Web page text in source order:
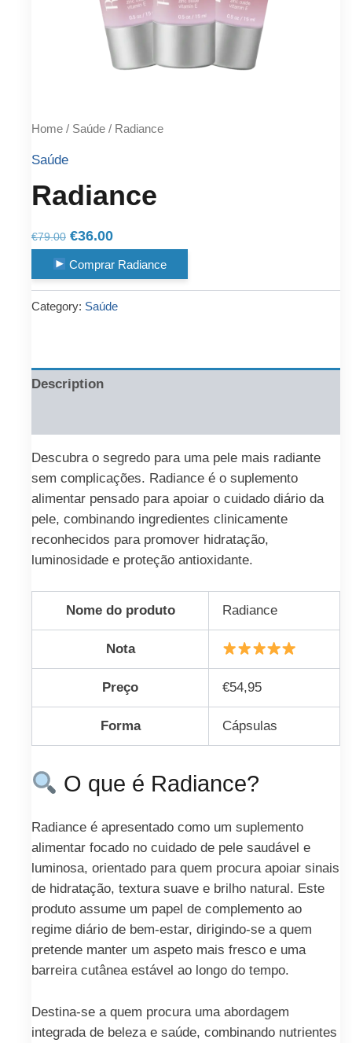
Home / Saúde / Radiance
Saúde
Radiance
€79.00 Original
price
was:
€79.00.
€36.00Current
price
is:
€36.00.
Comprar Radiance
Category: Saúde
Description
Descubra o segredo para uma pele mais radiante
sem complicações. Radiance é o suplemento
alimentar pensado para apoiar o cuidado diário da
pele, combinando ingredientes clinicamente
reconhecidos para promover hidratação,
luminosidade e proteção antioxidante.
Nome do produto Radiance
Nota
Preço €54,95
Forma Cápsulas
O que é Radiance?
Radiance é apresentado como um suplemento
alimentar focado no cuidado de pele saudável e
luminosa, orientado para quem procura apoiar sinais
de hidratação, textura suave e brilho natural. Este
produto assume um papel de complemento ao
regime diário de bem-estar, dirigindo-se a quem
pretende manter um aspeto mais fresco e uma
barreira cutânea estável ao longo do tempo.
Destina-se a quem procura uma abordagem
integrada de beleza e saúde, combinando nutrientes